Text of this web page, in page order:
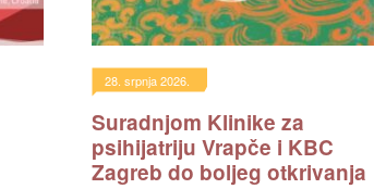
28. srpnja 2026.
Suradnjom Klinike za
psihijatriju Vrapče i KBC
Zagreb do boljeg otkrivanja